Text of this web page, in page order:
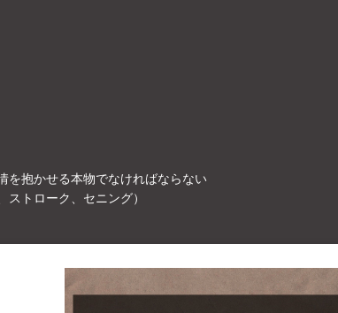
を抱かせる本物でなければならない
トローク、セニング）